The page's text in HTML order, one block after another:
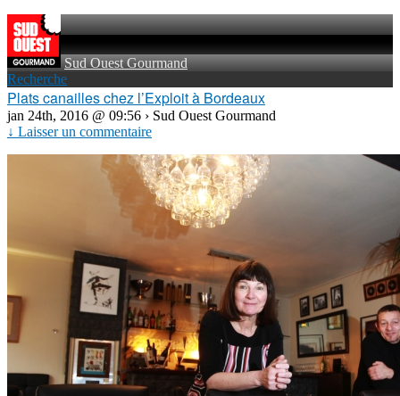
Sud Ouest Gourmand
Recherche
Plats canailles chez l’Exploit à Bordeaux
jan 24th, 2016 @ 09:56 › Sud Ouest Gourmand
↓ Laisser un commentaire